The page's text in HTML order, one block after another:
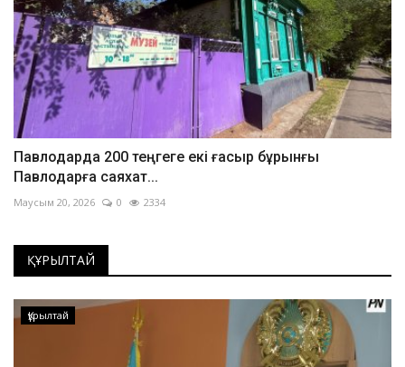
Павлодарда 200 теңгеге екі ғасыр бұрынғы
Павлодарға саяхат...
Маусым 20, 2026 0 2334
ҚҰРЫЛТАЙ
Құрылтай